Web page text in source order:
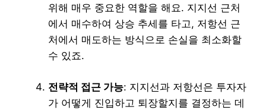
위해 매우 중요한 역할을 해요. 지지선 근처
에서 매수하여 상승 추세를 타고, 저항선 근
처에서 매도하는 방식으로 손실을 최소화할
수 있죠.
전략적 접근 가능: 지지선과 저항선은 투자자
가 어떻게 진입하고 퇴장할지를 결정하는 데